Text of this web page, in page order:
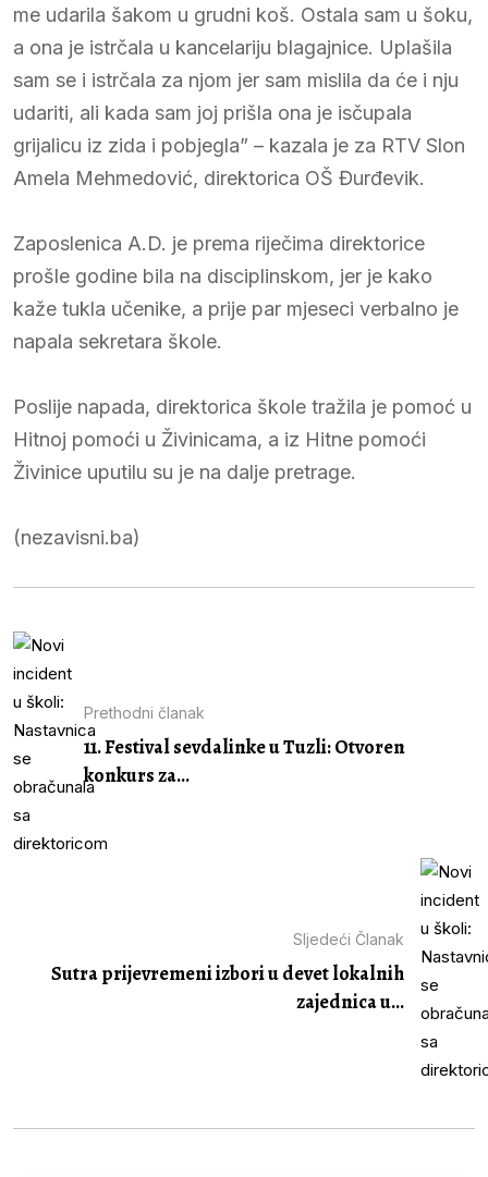
me udarila šakom u grudni koš. Ostala sam u šoku,
a ona je istrčala u kancelariju blagajnice. Uplašila
sam se i istrčala za njom jer sam mislila da će i nju
udariti, ali kada sam joj prišla ona je isčupala
grijalicu iz zida i pobjegla” – kazala je za RTV Slon
Amela Mehmedović, direktorica OŠ Đurđevik.
Zaposlenica A.D. je prema riječima direktorice
prošle godine bila na disciplinskom, jer je kako
kaže tukla učenike, a prije par mjeseci verbalno je
napala sekretara škole.
Poslije napada, direktorica škole tražila je pomoć u
Hitnoj pomoći u Živinicama, a iz Hitne pomoći
Živinice uputilu su je na dalje pretrage.
(nezavisni.ba)
Prethodni članak
11. Festival sevdalinke u Tuzli: Otvoren
konkurs za...
Sljedeći Članak
Sutra prijevremeni izbori u devet lokalnih
zajednica u...